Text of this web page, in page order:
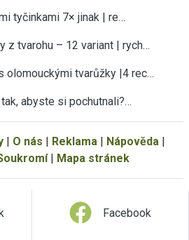
tyčinkami 7× jinak | re…
z tvarohu – 12 variant | rych…
olomouckými tvarůžky |4 rec…
abyste si pochutnali?…
| O nás | Reklama| Nápověda|
| Mapa stránek
Facebook